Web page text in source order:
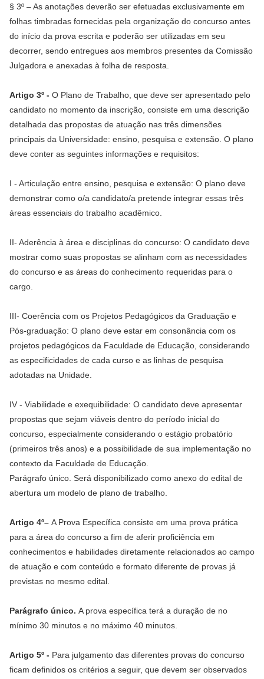
§ 3º – As anotações deverão ser efetuadas exclusivamente em
folhas timbradas fornecidas pela organização do concurso antes
do início da prova escrita e poderão ser utilizadas em seu
decorrer, sendo entregues aos membros presentes da Comissão
Julgadora e anexadas à folha de resposta.
Artigo 3º - O Plano de Trabalho, que deve ser apresentado pelo
candidato no momento da inscrição, consiste em uma descrição
detalhada das propostas de atuação nas três dimensões
principais da Universidade: ensino, pesquisa e extensão. O plano
deve conter as seguintes informações e requisitos:
I - Articulação entre ensino, pesquisa e extensão: O plano deve
demonstrar como o/a candidato/a pretende integrar essas três
áreas essenciais do trabalho acadêmico.
II- Aderência à área e disciplinas do concurso: O candidato deve
mostrar como suas propostas se alinham com as necessidades
do concurso e as áreas do conhecimento requeridas para o
cargo.
III- Coerência com os Projetos Pedagógicos da Graduação e
Pós-graduação: O plano deve estar em consonância com os
projetos pedagógicos da Faculdade de Educação, considerando
as especificidades de cada curso e as linhas de pesquisa
adotadas na Unidade.
IV - Viabilidade e exequibilidade: O candidato deve apresentar
propostas que sejam viáveis dentro do período inicial do
concurso, especialmente considerando o estágio probatório
(primeiros três anos) e a possibilidade de sua implementação no
contexto da Faculdade de Educação.
Parágrafo único. Será disponibilizado como anexo do edital de
abertura um modelo de plano de trabalho.
Artigo 4º– A Prova Específica consiste em uma prova prática
para a área do concurso a fim de aferir proficiência em
conhecimentos e habilidades diretamente relacionados ao campo
de atuação e com conteúdo e formato diferente de provas já
previstas no mesmo edital.
Parágrafo único. A prova específica terá a duração de no
mínimo 30 minutos e no máximo 40 minutos.
Artigo 5º - Para julgamento das diferentes provas do concurso
ficam definidos os critérios a seguir, que devem ser observados